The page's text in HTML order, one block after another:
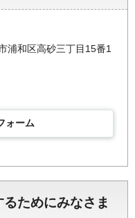
浦和区高砂三丁目15番1
ォーム
ためにみなさま